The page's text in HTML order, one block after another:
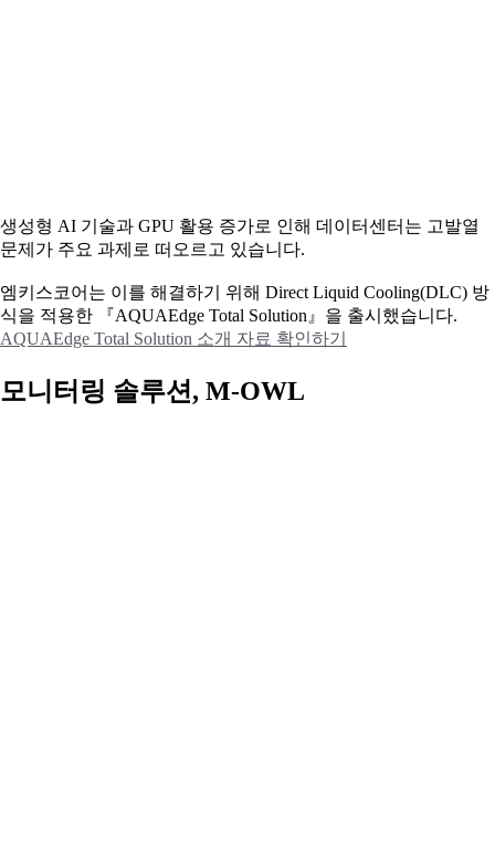
생성형 AI 기술과 GPU 활용 증가로 인해 데이터센터는 고발열
문제가 주요 과제로 떠오르고 있습니다.
엠키스코어는 이를 해결하기 위해 Direct Liquid Cooling(DLC) 방
식을 적용한 『AQUAEdge Total Solution』을 출시했습니다.
AQUAEdge Total Solution 소개 자료 확인하기
모니터링 솔루션, M-OWL